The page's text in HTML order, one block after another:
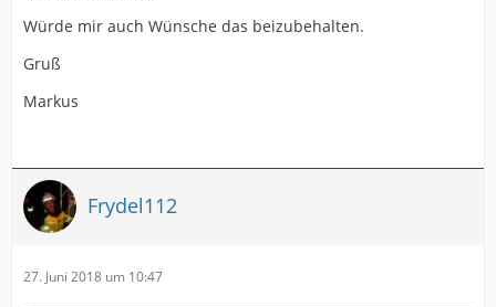
Würde mir auch Wünsche das beizubehalten.
Gruß
Markus
Frydel112
27. Juni 2018 um 10:47